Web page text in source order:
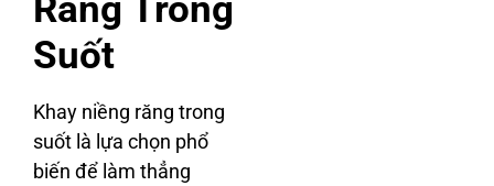
Răng Trong
Suốt
Khay niềng răng trong
suốt là lựa chọn phổ
biến để làm thẳng